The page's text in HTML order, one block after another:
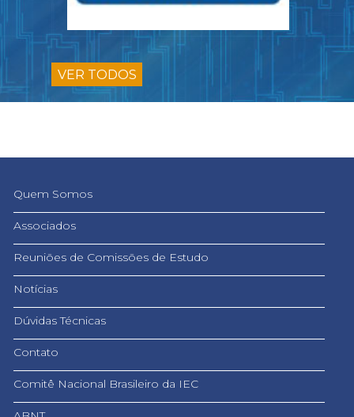
VER TODOS
Quem Somos
Associados
Reuniões de Comissões de Estudo
Notícias
Dúvidas Técnicas
Contato
Comitê Nacional Brasileiro da IEC